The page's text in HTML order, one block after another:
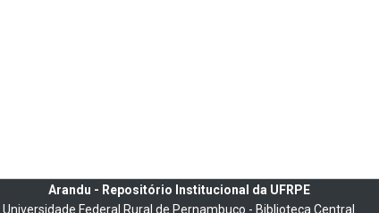
Arandu - Repositório Institucional da UFRPE
Universidade Federal Rural de Pernambuco - Biblioteca Central